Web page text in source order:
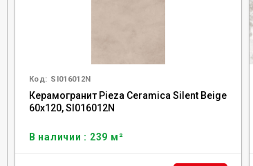
Код: SI016012N
Керамогранит Pieza Ceramica Silent Beige
60x120, SI016012N
В наличии : 239 м²